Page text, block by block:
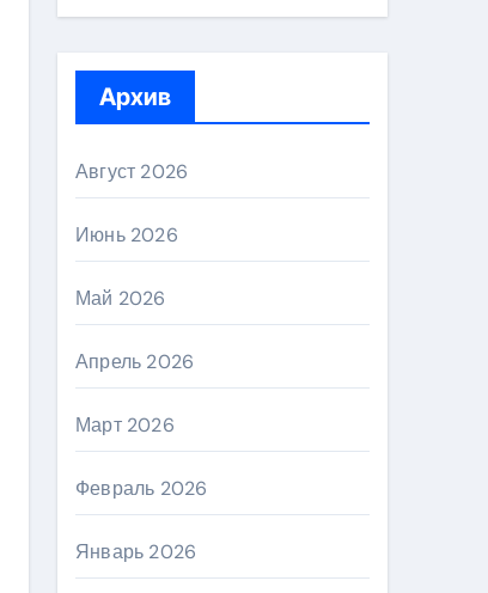
Архив
Август 2026
Июнь 2026
Май 2026
Апрель 2026
Март 2026
Февраль 2026
Январь 2026